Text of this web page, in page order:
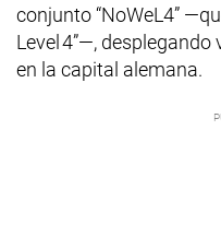
conjunto “NoWeL4”
Level 4”—,
en la capital alemana.